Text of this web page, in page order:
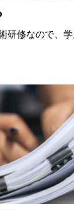
研修なので、